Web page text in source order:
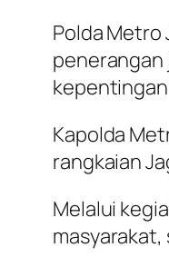
Polda Metro
penerangan
Kapolda
rangkaian
Melalui